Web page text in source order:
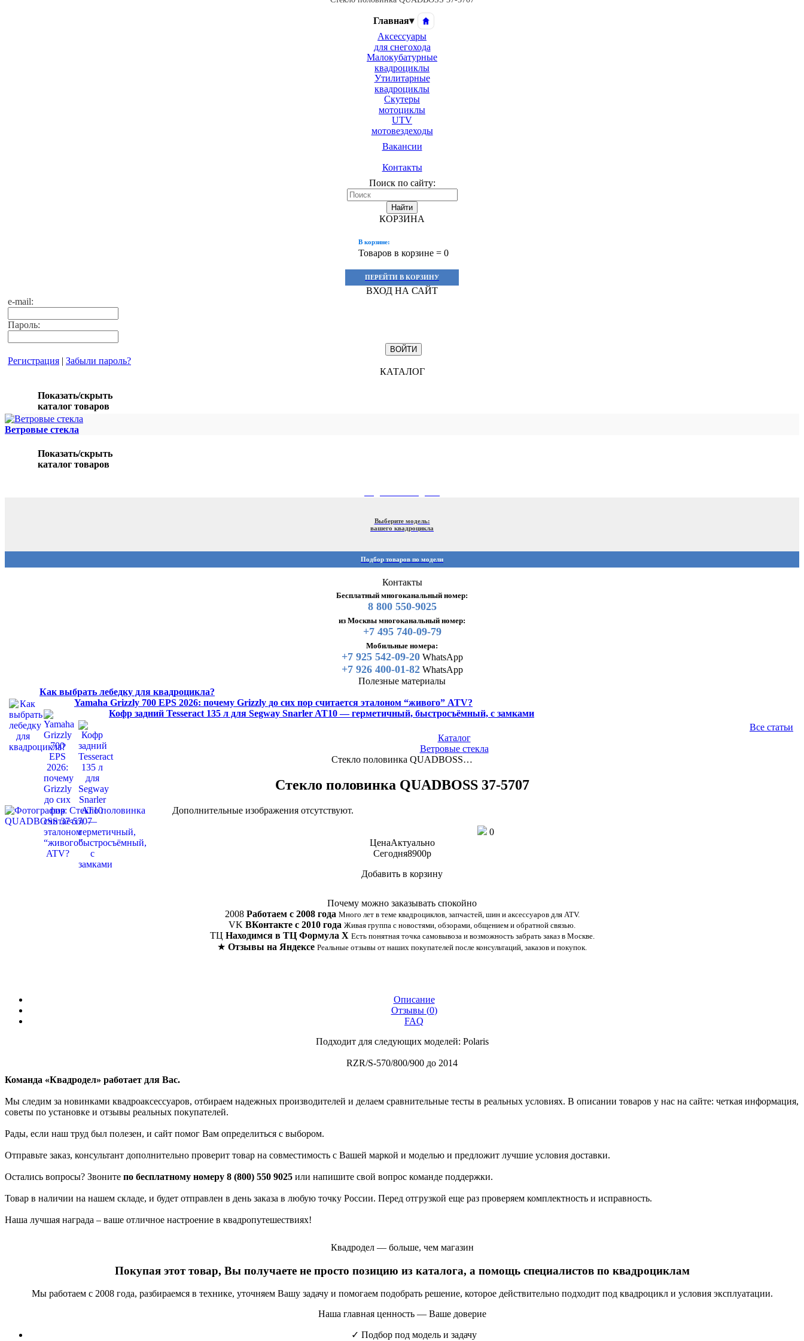
Главная▾
Аксессуары
для снегохода
Малокубатурные
квадроциклы
Утилитарные
квадроциклы
Скутеры
мотоциклы
UTV
мотовездеходы
Вакансии
Контакты
Поиск по сайту:
Найти
КОРЗИНА
В корзине:
Товаров в корзине = 0
ПЕРЕЙТИ В КОРЗИНУ
ВХОД НА САЙТ
e-mail:
Пароль:
Регистрация | Забыли пароль?
КАТАЛОГ
Показать/скрыть
каталог товаров
Ветровые стекла
Показать/скрыть
каталог товаров
Выберите модель:
вашего квадроцикла
Подбор товаров по модели
Контакты
Бесплатный многоканальный номер:
8 800 550-9025
из Москвы многоканальный номер:
+7 495 740-09-79
Мобильные номера:
+7 925 542-09-20WhatsApp
+7 926 400-01-82WhatsApp
Полезные материалы
Как выбрать лебедку для квадроцикла?
Yamaha Grizzly 700 EPS 2026: почему Grizzly до сих пор считается эталоном “живого” ATV?
Кофр задний Tesseract 135 л для Segway Snarler AT10 — герметичный, быстросъёмный, с замками
Все статьи
Каталог
Ветровые стекла
Стекло половинка QUADBOSS…
Стекло половинка QUADBOSS 37-5707
Дополнительные изображения отсутствуют.
0
ЦенаАктуально
Сегодня8900p
Добавить в корзину
Почему можно заказывать спокойно
2008 Работаем с 2008 года Много лет в теме квадроциклов, запчастей, шин и аксессуаров для ATV.
VK ВКонтакте с 2010 года Живая группа с новостями, обзорами, общением и обратной связью.
ТЦ Находимся в ТЦ Формула Х Есть понятная точка самовывоза и возможность забрать заказ в Москве.
★ Отзывы на Яндексе Реальные отзывы от наших покупателей после консультаций, заказов и покупок.
Описание
Отзывы (0)
FAQ
Подходит для следующих моделей: Polaris
RZR/S-570/800/900 до 2014
Команда «Квадродел» работает для Вас.
Мы следим за новинками квадроаксессуаров, отбираем надежных производителей и делаем сравнительные тесты в реальных условиях. В описании товаров у нас на сайте: четкая информация,
советы по установке и отзывы реальных покупателей.
Рады, если наш труд был полезен, и сайт помог Вам определиться с выбором.
Отправьте заказ, консультант дополнительно проверит товар на совместимость с Вашей маркой и моделью и предложит лучшие условия доставки.
Остались вопросы? Звоните по бесплатному номеру 8 (800) 550 9025 или напишите свой вопрос команде поддержки.
Товар в наличии на нашем складе, и будет отправлен в день заказа в любую точку России. Перед отгрузкой еще раз проверяем комплектность и исправность.
Наша лучшая награда – ваше отличное настроение в квадропутешествиях!
Квадродел — больше, чем магазин
Покупая этот товар, Вы получаете не просто позицию из каталога, а помощь специалистов по квадроциклам
Мы работаем с 2008 года, разбираемся в технике, уточняем Вашу задачу и помогаем подобрать решение, которое действительно подходит под квадроцикл и условия эксплуатации.
Наша главная ценность — Ваше доверие
✓ Подбор под модель и задачу